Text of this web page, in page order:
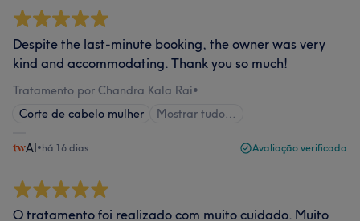
Despite the last-minute booking, the owner was very
kind and accommodating. Thank you so much!
Tratamento por Chandra Kala Rai•
Corte de cabelo mulher
Mostrar tudo…
AI•há 16 dias Avaliação verificada
O tratamento foi realizado com muito cuidado. Muito